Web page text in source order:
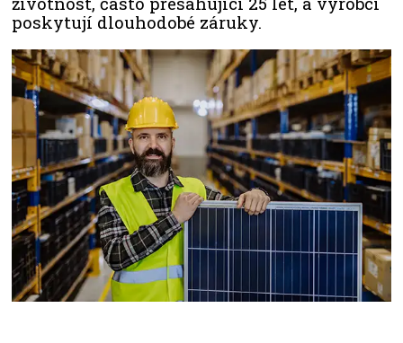
poskytují dlouhodobé záruky.